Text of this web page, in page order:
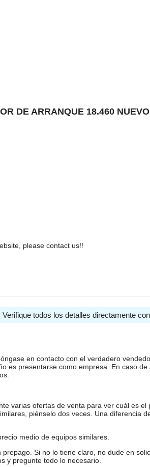
DE ARRANQUE 18.460
please contact us!!
todos los detalles directamente
en contacto con el verdadero
es presentarse como empresa. En caso
varias ofertas de venta para ver cuál es
piénselo dos veces. Una diferencia
medio de equipos similares.
Si no lo tiene claro, no dude en
y pregunte todo lo necesario.